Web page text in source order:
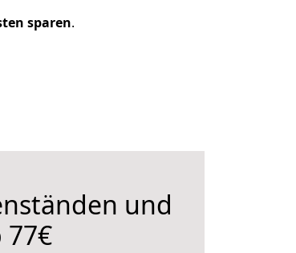
sparen.
und
77€